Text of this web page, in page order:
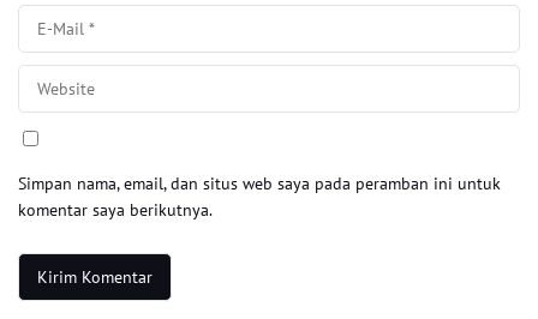
Simpan nama, email, dan situs web saya pada peramban ini untuk
komentar saya berikutnya.